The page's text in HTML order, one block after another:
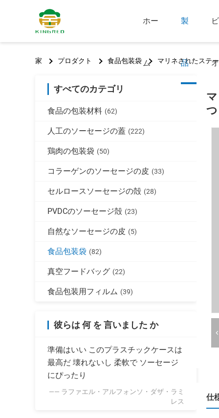
ホー
ム
製
品 オ
家 プロダクト 食品包装袋 マリネされたステ
すべてのカテゴリ
食品の包装材料 (62)
人工のソーセージの蓋 (222)
鶏肉の包装袋 (50)
コラーゲンのソーセージの皮 (33)
セルロースソーセージの殻 (28)
PVDCのソーセージ殻 (23)
自然なソーセージの皮 (5)
食品包装袋 (82)
真空フードバッグ (22)
食品包装用フィルム (39)
彼らは 何 を 言いました か
準備はいい このプラスチックケースは
最高だ 壊れないし 柔軟で ソーセージ
にぴったり
—— ラファエル・アルフォンソ・ダザ・ラミ
レス
つ
仕